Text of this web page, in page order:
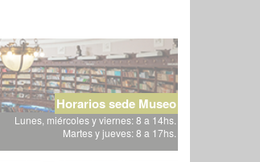
Horarios sede Museo
Lunes, miércoles y viernes: 8 a 14hs.
Martes y jueves: 8 a 17hs.